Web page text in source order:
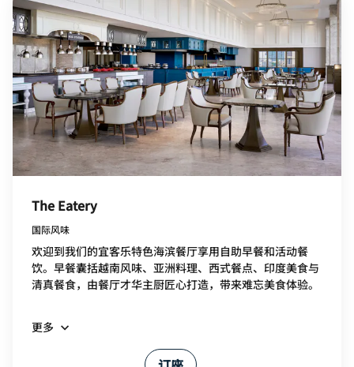
The Eatery
国际风味
欢迎到我们的宜客乐特色海滨餐厅享用自助早餐和活动餐
饮。早餐囊括越南风味、亚洲料理、西式餐点、印度美食与
清真餐食，由餐厅才华主厨匠心打造，带来难忘美食体验。
更多